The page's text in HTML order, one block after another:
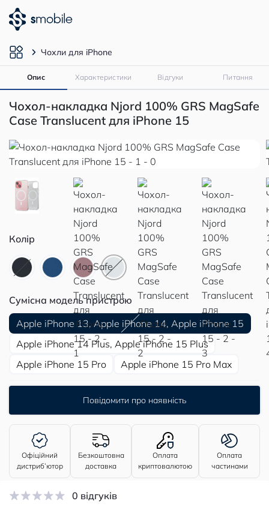
Чохли для iPhone
Опис Характеристики Відгуки Питання
Чохол-накладка Njord 100% GRS MagSafe
Case Translucent для iPhone 15
Колір
Сумісна модель пристрою
Apple iPhone 13, Apple iPhone 14, Apple iPhone 15
Apple iPhone 14 Plus, Apple iPhone 15 Plus
Apple iPhone 15 Pro
Apple iPhone 15 Pro Max
Повідомити про наявність
Офіційний
дистриб’ютор
Безкоштовна
доставка
Оплата
криптовалютою
Оплата
частинами
0 відгуків